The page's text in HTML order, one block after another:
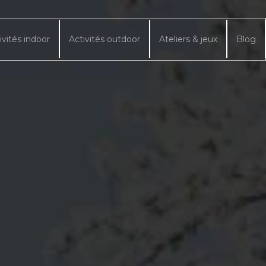
indoor Activités outdoor Ateliers & jeux Blog